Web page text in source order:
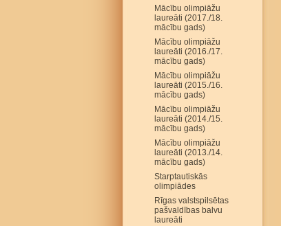
Mācību olimpiāžu
laureāti (2017./18.
mācību gads)
Mācību olimpiāžu
laureāti (2016./17.
mācību gads)
Mācību olimpiāžu
laureāti (2015./16.
mācību gads)
Mācību olimpiāžu
laureāti (2014./15.
mācību gads)
Mācību olimpiāžu
laureāti (2013./14.
mācību gads)
Starptautiskās
olimpiādes
Rīgas valstspilsētas
pašvaldības balvu
laureāti